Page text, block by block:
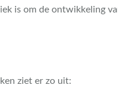
is om de ontwikkeling
ziet er zo uit: